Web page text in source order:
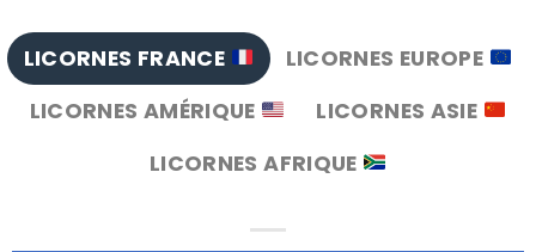
LICORNES FRANCE
LICORNES EUROPE
LICORNES AMÉRIQUE
LICORNES ASIE
LICORNES AFRIQUE